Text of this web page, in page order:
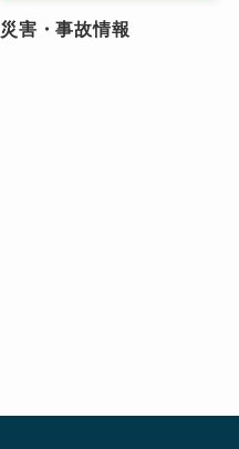
災害・事故情報